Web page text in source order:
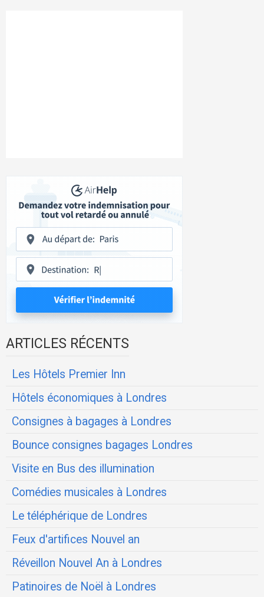
ARTICLES RÉCENTS
Les Hôtels Premier Inn
Hôtels économiques à Londres
Consignes à bagages à Londres
Bounce consignes bagages Londres
Visite en Bus des illumination
Comédies musicales à Londres
Le téléphérique de Londres
Feux d'artifices Nouvel an
Réveillon Nouvel An à Londres
Patinoires de Noël à Londres